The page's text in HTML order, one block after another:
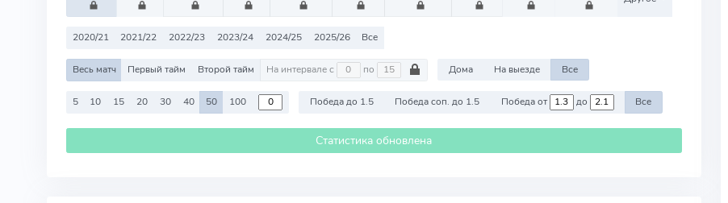
2020/21 2021/22 2022/23 2023/24 2024/25 2025/26 Все
Весь матч Первый тайм Второй тайм На интервале с по Дома На выезде Все
5 10 15 20 30 40 50 100 Победа до 1.5 Победа соп. до 1.5 Победа от до Все
Статистика обновлена